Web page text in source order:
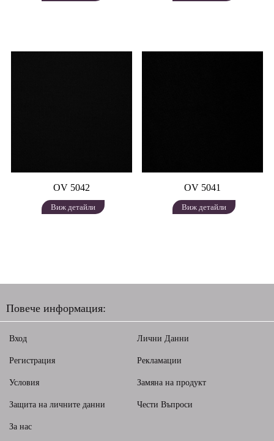
OV 5042
Виж детайли
OV 5041
Виж детайли
Повече информация:
Вход
Регистрация
Условия
Защита на личните данни
Лични Данни
Рекламации
Замяна на продукт
Чести Въпроси
За нас